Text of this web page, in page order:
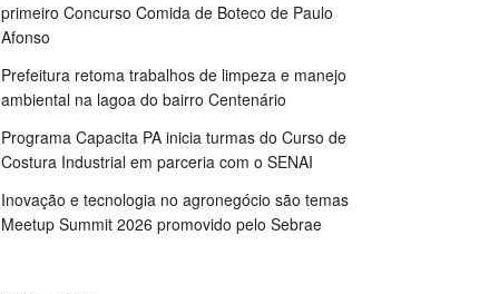
primeiro Concurso Comida de Boteco de Paulo
Afonso
Prefeitura retoma trabalhos de limpeza e manejo
ambiental na lagoa do bairro Centenário
Programa Capacita PA inicia turmas do Curso de
Costura Industrial em parceria com o SENAI
Inovação e tecnologia no agronegócio são temas
Meetup Summit 2026 promovido pelo Sebrae